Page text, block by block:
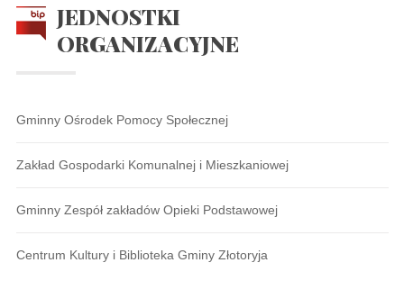
JEDNOSTKI
ORGANIZACYJNE
Gminny Ośrodek Pomocy Społecznej
Zakład Gospodarki Komunalnej i Mieszkaniowej
Gminny Zespół zakładów Opieki Podstawowej
Centrum Kultury i Biblioteka Gminy Złotoryja